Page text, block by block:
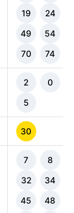
19 24
49 54
70 74
2 0
5
30
7 8
32 34
45 48